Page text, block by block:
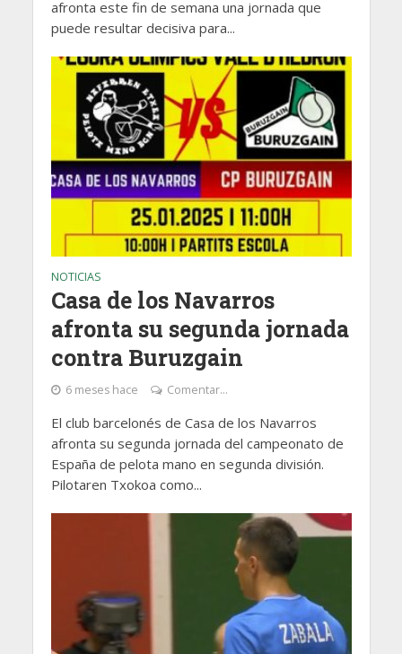
afronta este fin de semana una jornada que
puede resultar decisiva para...
NOTICIAS
Casa de los Navarros
afronta su segunda jornada
contra Buruzgain
6 meses hace Comentar...
El club barcelonés de Casa de los Navarros
afronta su segunda jornada del campeonato de
España de pelota mano en segunda división.
Pilotaren Txokoa como...